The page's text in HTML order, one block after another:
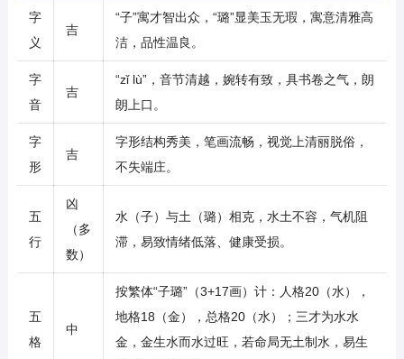
字
义
吉
“子”寓才智出众，“璐”显美玉无瑕，寓意清雅高
洁，品性温良。
字
音
吉
“zǐ lù”，音节清越，婉转有致，具书卷之气，朗
朗上口。
字
形
吉
字形结构秀美，笔画流畅，视觉上清丽脱俗，
不失端庄。
五
行
凶
（多
数）
水（子）与土（璐）相克，水土不容，气机阻
滞，易致情绪低落、健康受损。
五
格
中
按繁体“子璐”（3+17画）计：人格20（水），
地格18（金），总格20（水）；三才为水水
金，金生水而水过旺，若命局无土制水，易生